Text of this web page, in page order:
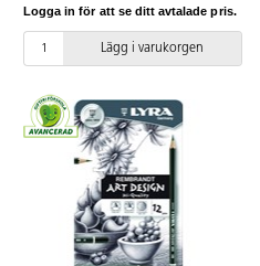
Logga in för att se ditt avtalade pris.
Lägg i varukorgen